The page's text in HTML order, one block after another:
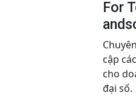
For
cập
cho
đại số.